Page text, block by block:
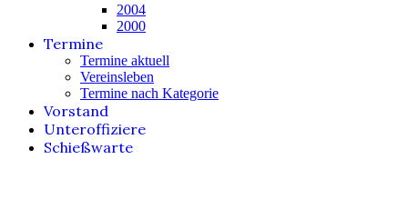
2004
2000
Termine
Termine aktuell
Vereinsleben
Termine nach Kategorie
Vorstand
Unteroffiziere
Schießwarte